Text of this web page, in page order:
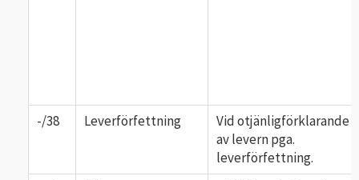
-/38 Leverförfettning
Vid otjänligförklarande
av levern pga.
leverförfettning.